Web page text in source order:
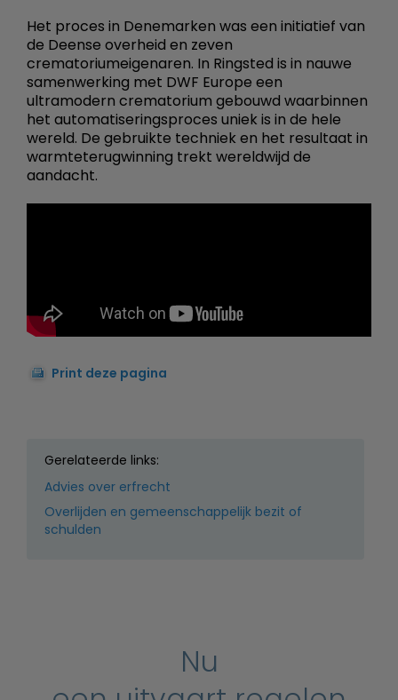
Het proces in Denemarken was een initiatief van
de Deense overheid en zeven
crematoriumeigenaren. In Ringsted is in nauwe
samenwerking met DWF Europe een
ultramodern crematorium gebouwd waarbinnen
het automatiseringsproces uniek is in de hele
wereld. De gebruikte techniek en het resultaat in
warmteterugwinning trekt wereldwijd de
aandacht.
Print deze pagina
Gerelateerde links:
Advies over erfrecht
Overlijden en gemeenschappelijk bezit of
schulden
Nu